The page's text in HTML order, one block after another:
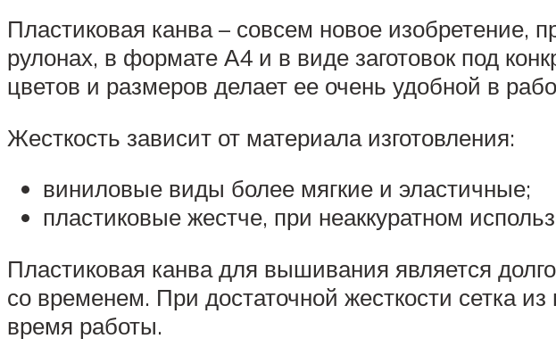
Пластиковая канва – совсем новое изобретение,
рулонах, в формате А4 и в виде заготовок под
цветов и размеров делает ее очень удобной в
Жесткость зависит от материала изготовления:
виниловые виды более мягкие и эластичные;
пластиковые жестче, при неаккуратном
Пластиковая канва для вышивания является
со временем. При достаточной жесткости сетка
время работы.